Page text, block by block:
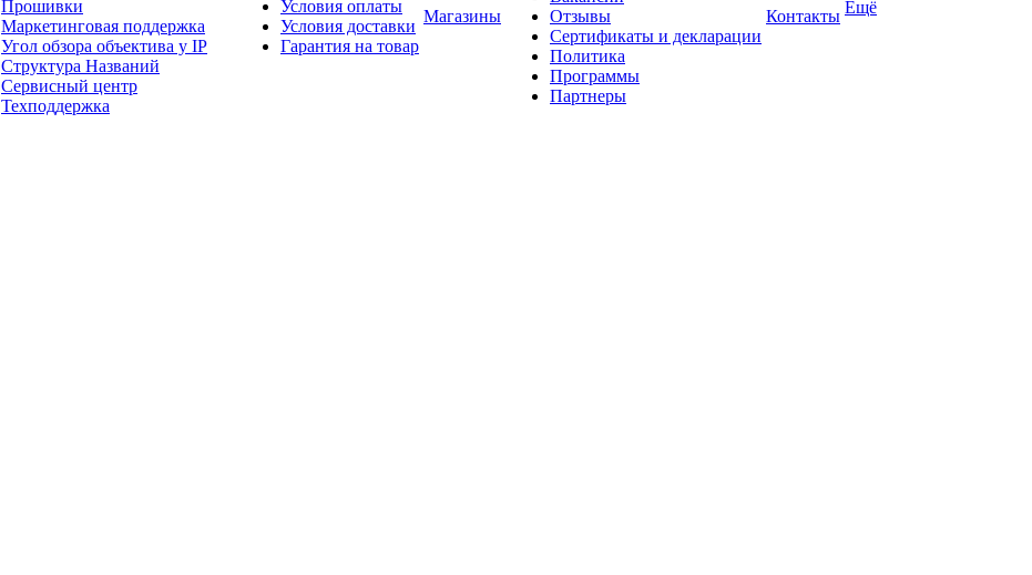
Прошивки
Маркетинговая поддержка
Угол обзора объектива у IP
Структура Названий
Сервисный центр
Техподдержка
Условия оплаты
Условия доставки
Гарантия на товар
Магазины
Отзывы
Сертификаты и декларации
Политика
Программы
Партнеры
Контакты Ещё